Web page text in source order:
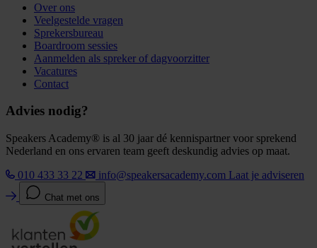
Over ons
Veelgestelde vragen
Sprekersbureau
Boardroom sessies
Aanmelden als spreker of dagvoorzitter
Vacatures
Contact
Advies nodig?
Speakers Academy® is al 30 jaar dé kennispartner voor sprekend
Nederland en ons ervaren team geeft deskundig advies op maat.
010 433 33 22
info@speakersacademy.com Laat je adviseren
Chat met ons